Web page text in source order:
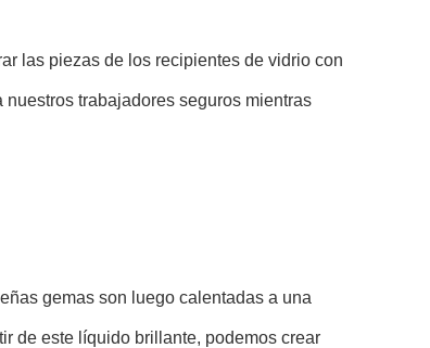
las piezas de los recipientes de vidrio con
trabajadores seguros mientras
gemas son luego calentadas a una
de este líquido brillante, podemos crear